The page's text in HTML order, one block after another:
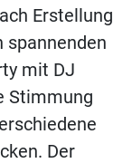
Erstellung
spannenden
mit DJ
Stimmung
Der